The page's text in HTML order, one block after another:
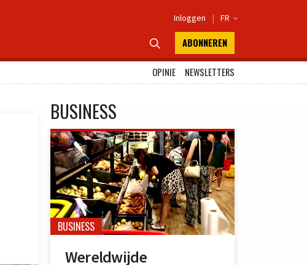
Inloggen | FR 
 ABONNEREN
OPINIE
NEWSLETTERS
BUSINESS
BUSINESS
Wereldwijde